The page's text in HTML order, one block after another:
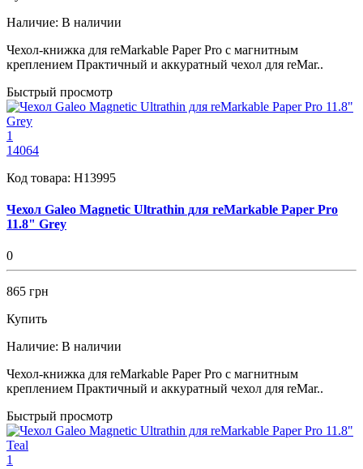
Наличие: В наличии
Чехол-книжка для reMarkable Paper Pro с магнитным
креплением Практичный и аккуратный чехол для reMar..
Быстрый просмотр
1
14064
Код товара: H13995
Чехол Galeo Magnetic Ultrathin для reMarkable Paper Pro
11.8" Grey
0
865 грн
Купить
Наличие: В наличии
Чехол-книжка для reMarkable Paper Pro с магнитным
креплением Практичный и аккуратный чехол для reMar..
Быстрый просмотр
1